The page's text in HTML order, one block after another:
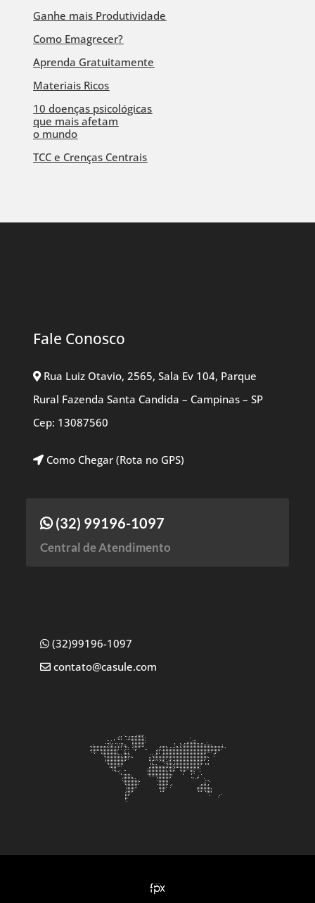
Ganhe mais Produtividade
Como Emagrecer?
Aprenda Gratuitamente
Materiais Ricos
10 doenças psicológicas
que mais afetam
o mundo
TCC e Crenças Centrais
Fale Conosco
Rua Luiz Otavio, 2565, Sala Ev 104, Parque
Rural Fazenda Santa Candida – Campinas – SP
Cep: 13087560
Como Chegar (Rota no GPS)
(32) 99196-1097
Central de Atendimento
(32)99196-1097
contato@casule.com